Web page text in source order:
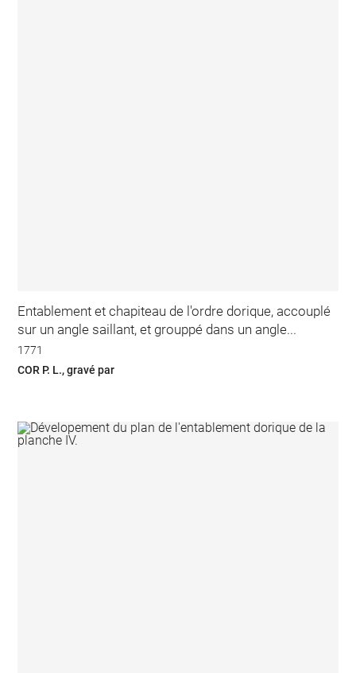
Entablement et chapiteau de l'ordre dorique, accouplé
sur un angle saillant, et grouppé dans un angle...
1771
COR P. L., gravé par